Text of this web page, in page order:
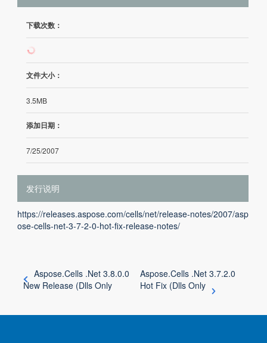
下载次数：
10
文件大小：
3.5MB
添加日期：
7/25/2007
发行说明
https://releases.aspose.com/cells/net/release-notes/2007/asp
ose-cells-net-3-7-2-0-hot-fix-release-notes/
Aspose.Cells .Net 3.8.0.0
New Release (Dlls Only
Aspose.Cells .Net 3.7.2.0
Hot Fix (Dlls Only